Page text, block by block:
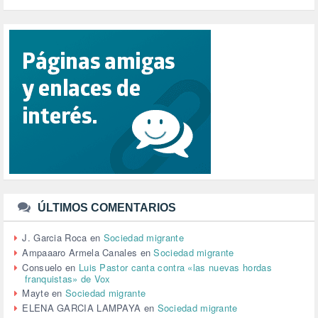
PUERTO DE VALENCIA (1)
RACISMO (1)
RELIGIÓN (114)
REPUBLICA (1)
SALUD (108)
SENSIBILIZACIÓN (576)
SINDICATOS (12)
TTIP (6)
URBANISMO (1)
URBANIZACIÓN (1)
VEJEZ (1)
VENEZUELA (3)
VENEZULA (1)
VIAJES (1)
VIOLENCIA (2)
VIOLENCIA DE GÉNERO (223)
ÚLTIMOS COMENTARIOS
J. Garcia Roca en Sociedad migrante
Ampaaaro Armela Canales enSociedad migrante
Consuelo en Luis Pastor canta contra «las nuevas hordas
franquistas» de Vox
MayteenSociedad migrante
ELENA GARCIA LAMPAYA en Sociedad migrante